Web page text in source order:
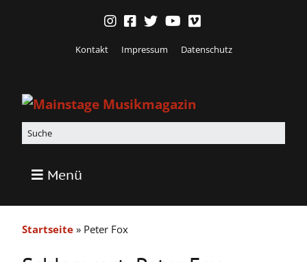
Kontakt Impressum Datenschutz
Menü
Startseite » Peter Fox